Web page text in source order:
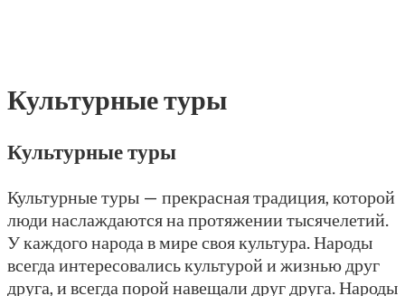
Культурные туры
Культурные туры
Культурные туры — прекрасная традиция, которой
люди наслаждаются на протяжении тысячелетий.
У каждого народа в мире своя культура. Народы
всегда интересовались культурой и жизнью друг
друга, и всегда порой навещали друг друга. Народы